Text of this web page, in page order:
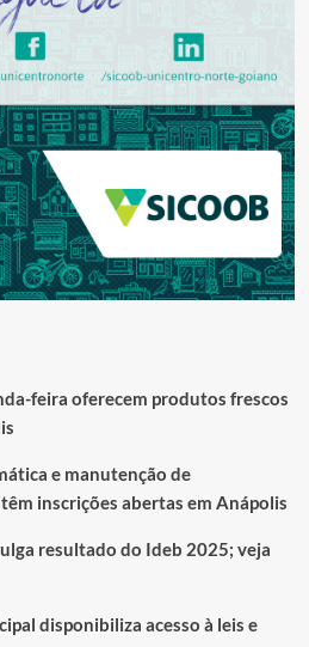
feira oferecem produtos frescos
e manutenção de
inscrições abertas em Anápolis
resultado do Ideb 2025; veja
disponibiliza acesso à leis e